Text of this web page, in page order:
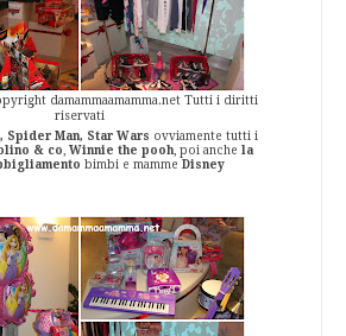
damammaamamma.net Tutti i diritti
riservati
Spider Man, Star Wars ovviamente tutti i
& co Winnie the pooh , poi anche la
bimbi e mamme Disney